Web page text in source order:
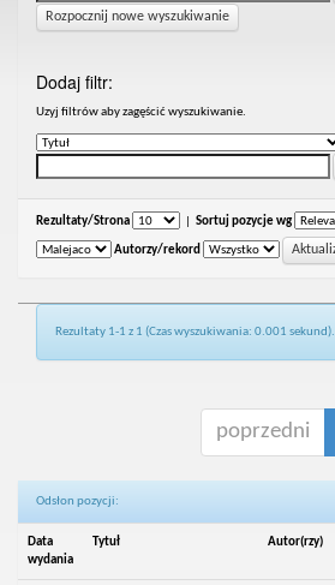
Rozpocznij nowe wyszukiwanie
Dodaj filtr:
Uzyj filtrów aby zagęścić wyszukiwanie.
Rezultaty/Strona Sortuj pozycje wg
Autorzy/rekord
Rezultaty 1-1 z 1 (Czas wyszukiwania: 0.001 sekund).
poprzedni
Odsłon pozycji:
Data
wydania
Tytuł Autor(rzy)